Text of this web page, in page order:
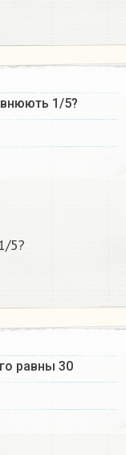
1/5?
5?
равны 30